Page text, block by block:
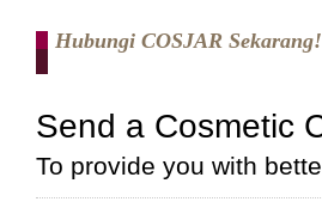
Hubungi COSJAR Sekarang!